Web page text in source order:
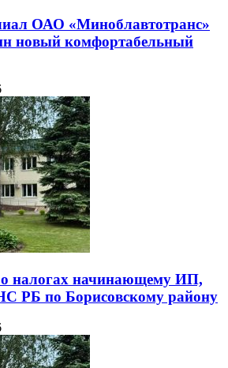
ОАО «Миноблавтотранс»
новый комфортабельный
налогах начинающему ИП,
РБ по Борисовскому району